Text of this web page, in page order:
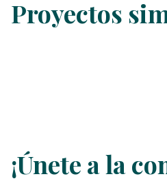
Proyectos
¡Únete a la